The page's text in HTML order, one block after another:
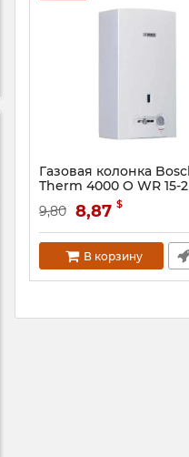
Газовая колонка
Therm 4000 O WR 15-
Артикул: 7703331746
9,80 8,87 $
В корзину